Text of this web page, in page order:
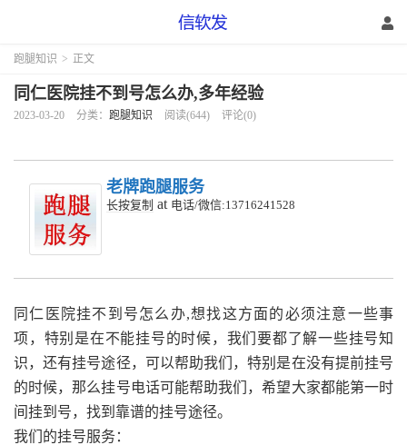
跑腿知识 > 正文
同仁医院挂不到号怎么办,多年经验
2023-03-20 分类： 跑腿知识 阅读(644) 评论(0)
老牌跑腿服务
长按复制 at 电话/微信:13716241528
同仁医院挂不到号怎么办,想找这方面的必须注意一些事
项，特别是在不能挂号的时候，我们要都了解一些挂号知
识，还有挂号途径，可以帮助我们，特别是在没有提前挂号
的时候，那么挂号电话可能帮助我们，希望大家都能第一时
间挂到号，找到靠谱的挂号途径。
我们的挂号服务：